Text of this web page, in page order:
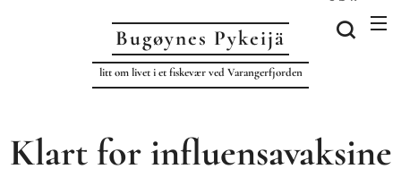
Bugøynes Pykeijä
litt om livet i et fiskevær ved Varangerfjorden
Klart for influensavaksine